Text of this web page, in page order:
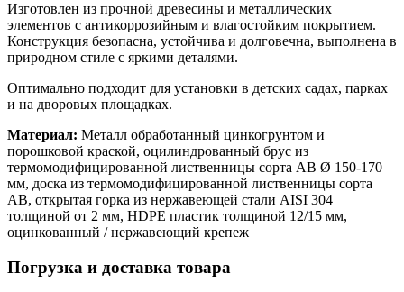
Изготовлен из прочной древесины и металлических
элементов с антикоррозийным и влагостойким покрытием.
Конструкция безопасна, устойчива и долговечна, выполнена в
природном стиле с яркими деталями.
Оптимально подходит для установки в детских садах, парках
и на дворовых площадках.
Материал: Металл обработанный цинкогрунтом и
порошковой краской, оцилиндрованный брус из
термомодифицированной лиственницы сорта АВ Ø 150-170
мм, доска из термомодифицированной лиственницы сорта
АВ, открытая горка из нержавеющей стали AISI 304
толщиной от 2 мм, HDPE пластик толщиной 12/15 мм,
оцинкованный / нержавеющий крепеж
Погрузка и доставка товара